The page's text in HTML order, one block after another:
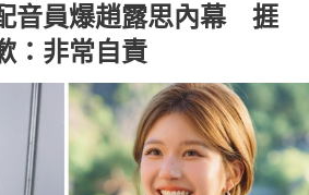
音員爆趙露思內幕 捱
：非常自責